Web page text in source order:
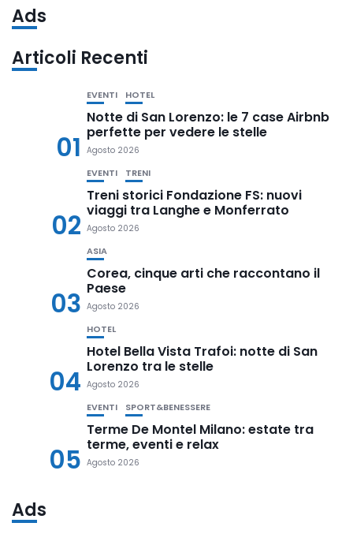
Ads
Articoli Recenti
01
EVENTI HOTEL
Notte di San Lorenzo: le 7 case Airbnb
perfette per vedere le stelle
Agosto 2026
02
EVENTI TRENI
Treni storici Fondazione FS: nuovi
viaggi tra Langhe e Monferrato
Agosto 2026
03
ASIA
Corea, cinque arti che raccontano il
Paese
Agosto 2026
04
HOTEL
Hotel Bella Vista Trafoi: notte di San
Lorenzo tra le stelle
Agosto 2026
05
EVENTI SPORT&BENESSERE
Terme De Montel Milano: estate tra
terme, eventi e relax
Agosto 2026
Ads